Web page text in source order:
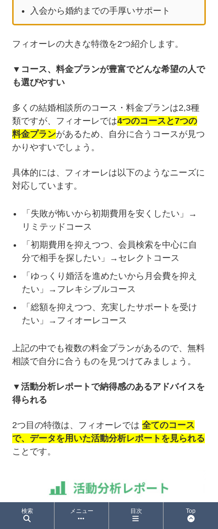
入会から婚約までの手厚いサポート
フィオーレの大きな特徴を2つ紹介します。
▼コース、料金プランが豊富でどんな希望の人で
も選びやすい
多くの結婚相談所のコース・料金プランは2,3種
類ですが、フィオーレでは4つのコースと7つの
料金プランがあるため、自分に合うコースが見つ
かりやすいでしょう。
具体的には、フィオーレは以下のようなニーズに
対応しています。
「失敗が怖いから初期費用を安くしたい」→
リミテッドコース
「初期費用を抑えつつ、会員検索を中心に自
分で相手を探したい」→セレクトコース
「ゆっくり婚活を進めたいから月会費を抑え
たい」→フレキシブルコース
「総額を抑えつつ、充実したサポートを受け
たい」→フィオーレコース
上記の中でも複数の料金プランがあるので、無料
相談で自分に合うものを見つけてみましょう。
▼活動分析レポートで納得感のあるアドバイスを
得られる
2つ目の特徴は、フィオーレでは全てのコース
で、データを用いた活動分析レポートを見られる
ことです。
検索 メニュー 目次 Top